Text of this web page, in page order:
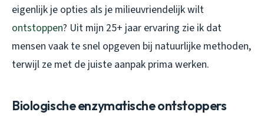
eigenlijk je opties als je milieuvriendelijk wilt
ontstoppen? Uit mijn 25+ jaar ervaring zie ik dat
mensen vaak te snel opgeven bij natuurlijke methoden,
terwijl ze met de juiste aanpak prima werken.
Biologische enzymatische ontstoppers